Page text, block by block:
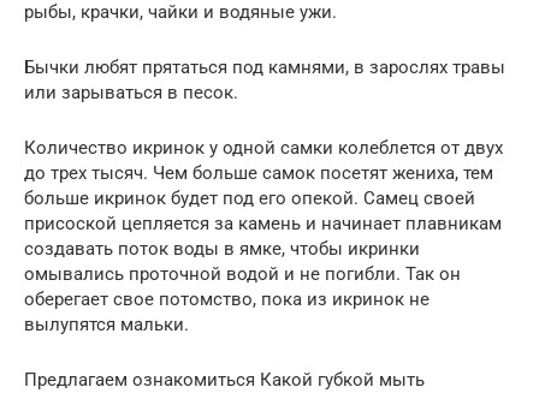
рыбы, крачки, чайки и водяные ужи.
Бычки любят прятаться под камнями, в зарослях травы
или зарываться в песок.
Количество икринок у одной самки колеблется от двух
до трех тысяч. Чем больше самок посетят жениха, тем
больше икринок будет под его опекой. Самец своей
присоской цепляется за камень и начинает плавникам
создавать поток воды в ямке, чтобы икринки
омывались проточной водой и не погибли. Так он
оберегает свое потомство, пока из икринок не
вылупятся мальки.
Предлагаем ознакомиться Какой губкой мыть